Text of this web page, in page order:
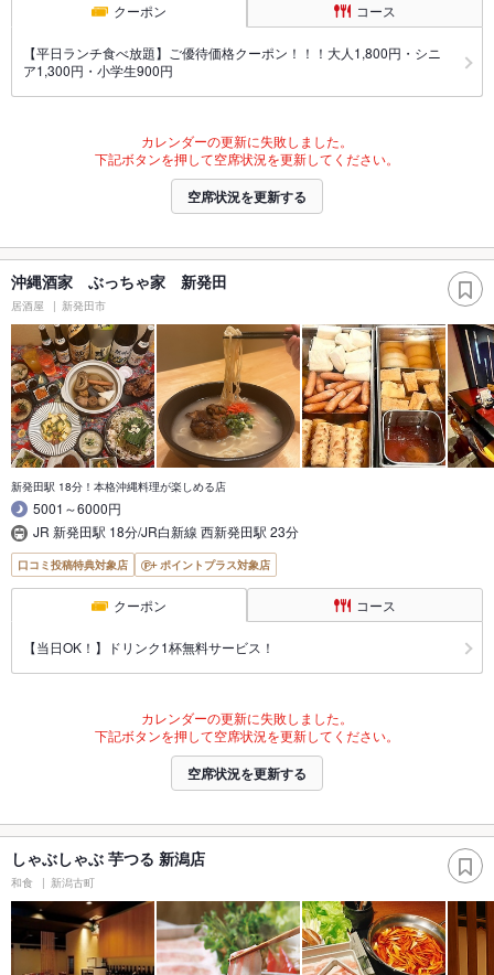
クーポン コース
【平日ランチ食べ放題】ご優待価格クーポン！！！大人1,800円・シニ
ア1,300円・小学生900円
カレンダーの更新に失敗しました。
下記ボタンを押して空席状況を更新してください。
空席状況を更新する
沖縄酒家 ぶっちゃ家 新発田
居酒屋 新発田市
新発田駅 18分！本格沖縄料理が楽しめる店
5001～6000円
JR 新発田駅 18分/JR白新線 西新発田駅 23分
口コミ投稿特典対象店 ポイントプラス対象店
クーポン コース
【当日OK！】ドリンク1杯無料サービス！
カレンダーの更新に失敗しました。
下記ボタンを押して空席状況を更新してください。
空席状況を更新する
しゃぶしゃぶ 芋つる 新潟店
和食 新潟古町